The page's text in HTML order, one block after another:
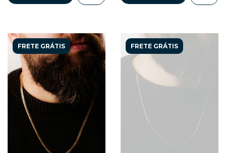
FRETE GRÁTIS FRETE GRÁTIS